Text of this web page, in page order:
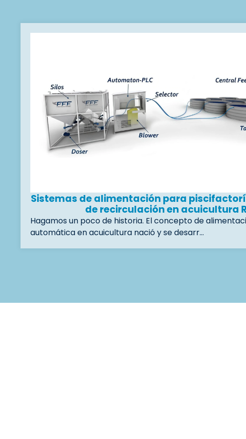
Sistemas de alimentación para
de recirculación en acuicultura
Hagamos un poco de historia. El concepto de
automática en acuicultura nació y se desarr…